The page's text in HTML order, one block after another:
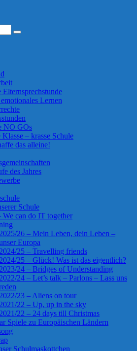
Moers
Elternsprechstunde
Lernen
NO GOs
Klasse – krasse Schule
das alleine!
des Jahres
Schule
can do IT together
2025/26 – Mein Leben, dein Leben –
Europa
2024/25 – Travelling friends
2024/25 – Glück! Was ist das eigentlich?
2023/24 – Bridges of Understanding
2022/24 – Let’s talk – Parlons – Lass uns
2022/23 – Aliens on tour
2021/22 – Up, up in the sky
2021/22 – 24 days till Christmas
Spiele zu Europäischen Ländern
Schulmaskottchen